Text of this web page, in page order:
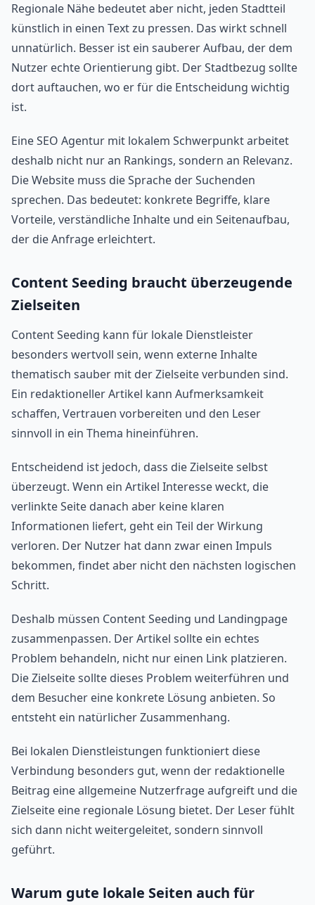
Regionale Nähe bedeutet aber nicht, jeden Stadtteil
künstlich in einen Text zu pressen. Das wirkt schnell
unnatürlich. Besser ist ein sauberer Aufbau, der dem
Nutzer echte Orientierung gibt. Der Stadtbezug sollte
dort auftauchen, wo er für die Entscheidung wichtig
ist.
Eine SEO Agentur mit lokalem Schwerpunkt arbeitet
deshalb nicht nur an Rankings, sondern an Relevanz.
Die Website muss die Sprache der Suchenden
sprechen. Das bedeutet: konkrete Begriffe, klare
Vorteile, verständliche Inhalte und ein Seitenaufbau,
der die Anfrage erleichtert.
Content Seeding braucht überzeugende
Zielseiten
Content Seeding kann für lokale Dienstleister
besonders wertvoll sein, wenn externe Inhalte
thematisch sauber mit der Zielseite verbunden sind.
Ein redaktioneller Artikel kann Aufmerksamkeit
schaffen, Vertrauen vorbereiten und den Leser
sinnvoll in ein Thema hineinführen.
Entscheidend ist jedoch, dass die Zielseite selbst
überzeugt. Wenn ein Artikel Interesse weckt, die
verlinkte Seite danach aber keine klaren
Informationen liefert, geht ein Teil der Wirkung
verloren. Der Nutzer hat dann zwar einen Impuls
bekommen, findet aber nicht den nächsten logischen
Schritt.
Deshalb müssen Content Seeding und Landingpage
zusammenpassen. Der Artikel sollte ein echtes
Problem behandeln, nicht nur einen Link platzieren.
Die Zielseite sollte dieses Problem weiterführen und
dem Besucher eine konkrete Lösung anbieten. So
entsteht ein natürlicher Zusammenhang.
Bei lokalen Dienstleistungen funktioniert diese
Verbindung besonders gut, wenn der redaktionelle
Beitrag eine allgemeine Nutzerfrage aufgreift und die
Zielseite eine regionale Lösung bietet. Der Leser fühlt
sich dann nicht weitergeleitet, sondern sinnvoll
geführt.
Warum gute lokale Seiten auch für